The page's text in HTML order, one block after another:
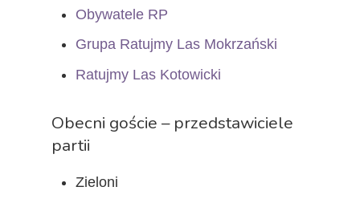
Obywatele RP
Grupa Ratujmy Las Mokrzański
Ratujmy Las Kotowicki
Obecni goście – przedstawiciele
partii
Zieloni